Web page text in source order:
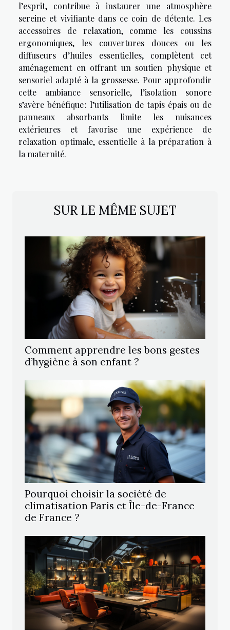
l’esprit, contribue à instaurer une atmosphère
sereine et vivifiante dans ce coin de détente. Les
accessoires de relaxation, comme les coussins
ergonomiques, les couvertures douces ou les
diffuseurs d’huiles essentielles, complètent cet
aménagement en offrant un soutien physique et
sensoriel adapté à la grossesse. Pour approfondir
cette ambiance sensorielle, l’isolation sonore
s’avère bénéfique : l’utilisation de tapis épais ou de
panneaux absorbants limite les nuisances
extérieures et favorise une expérience de
relaxation optimale, essentielle à la préparation à
la maternité.
SUR LE MÊME SUJET
Comment apprendre les bons gestes
d’hygiène à son enfant ?
Pourquoi choisir la société de
climatisation Paris et Île-de-France
de France ?